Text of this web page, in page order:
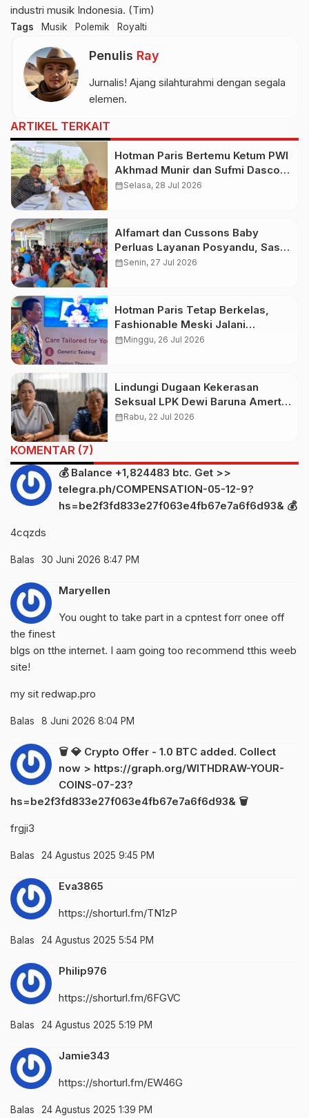
industri musik Indonesia. (Tim)
Tags Musik Polemik Royalti
Penulis Ray
Jurnalis! Ajang silahturahmi dengan segala
elemen.
ARTIKEL TERKAIT
Hotman Paris Bertemu Ketum PWI
Akhmad Munir dan Sufmi Dasco,
Serukan Persatuan Indonesia
calendar_monthSelasa, 28 Jul 2026
Alfamart dan Cussons Baby
Perluas Layanan Posyandu, Sasar
2.800 Ibu dan Anak pada Juli
calendar_monthSenin, 27 Jul 2026
Hotman Paris Tetap Berkelas,
Fashionable Meski Jalani
Pemulihan Kesehatan
calendar_monthMinggu, 26 Jul 2026
Lindungi Dugaan Kekerasan
Seksual LPK Dewi Baruna Amerta
Sari, CEO PT Sri Dewi Baruna Beri
calendar_monthRabu, 22 Jul 2026
KOMENTAR (7)
💰 Balance +1,824483 btc. Get >>
telegra.ph/COMPENSATION-05-12-9?
hs=be2f3fd833e27f063e4fb67e7a6f6d93& 💰
4cqzds
Balas 30 Juni 2026 8:47 PM
Maryellen
You ought to take part in a cpntest forr onee off
the finest
blgs on tthe internet. I aam going too recommend tthis weeb
site!
my sit redwap.pro
Balas 8 Juni 2026 8:04 PM
🗑 💎 Crypto Offer - 1.0 BTC added. Collect
now > https://graph.org/WITHDRAW-YOUR-
COINS-07-23?
hs=be2f3fd833e27f063e4fb67e7a6f6d93& 🗑
frgji3
Balas 24 Agustus 2025 9:45 PM
Eva3865
https://shorturl.fm/TN1zP
Balas 24 Agustus 2025 5:54 PM
Philip976
https://shorturl.fm/6FGVC
Balas 24 Agustus 2025 5:19 PM
Jamie343
https://shorturl.fm/EW46G
Balas 24 Agustus 2025 1:39 PM